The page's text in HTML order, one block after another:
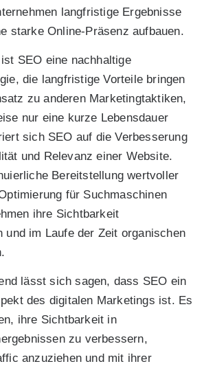
langfristige Ergebnisse
starke Online-Präsenz aufbauen.
SEO eine nachhaltige
die langfristige Vorteile bringen
zu anderen Marketingtaktiken,
nur eine kurze Lebensdauer
sich SEO auf die Verbesserung
und Relevanz einer Website.
Bereitstellung wertvoller
für Suchmaschinen
ihre Sichtbarkeit
und im Laufe der Zeit organischen
lässt sich sagen, dass SEO ein
des digitalen Marketings ist. Es
ihre Sichtbarkeit in
zu verbessern,
anzuziehen und mit ihrer